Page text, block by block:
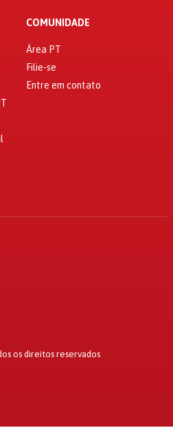
COMUNIDADE
Área PT
Filie-se
Entre em contato
os direitos reservados